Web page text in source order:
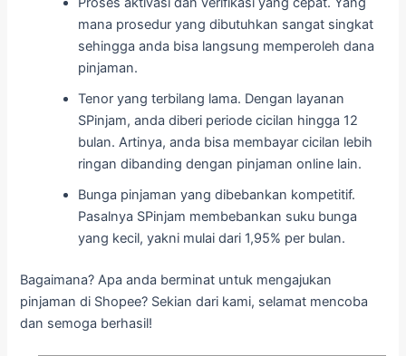
mana prosedur yang dibutuhkan sangat singkat
sehingga anda bisa langsung memperoleh dana
pinjaman.
Tenor yang terbilang lama. Dengan layanan
SPinjam, anda diberi periode cicilan hingga 12
bulan. Artinya, anda bisa membayar cicilan lebih
ringan dibanding dengan pinjaman online lain.
Bunga pinjaman yang dibebankan kompetitif.
Pasalnya SPinjam membebankan suku bunga
yang kecil, yakni mulai dari 1,95% per bulan.
Bagaimana? Apa anda berminat untuk mengajukan
pinjaman di Shopee? Sekian dari kami, selamat mencoba
dan semoga berhasil!